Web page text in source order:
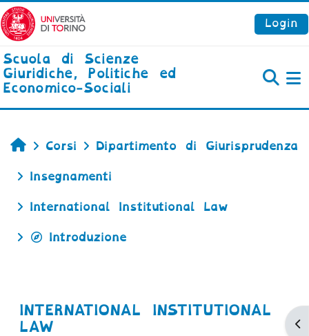
Vai al contenuto principale
Login
Scuola di Scienze
Giuridiche, Politiche ed
Economico-Sociali
Home
Corsi Dipartimento di Giurisprudenza
Insegnamenti
International Institutional Law
Introduzione
INTERNATIONAL INSTITUTIONAL
LAW